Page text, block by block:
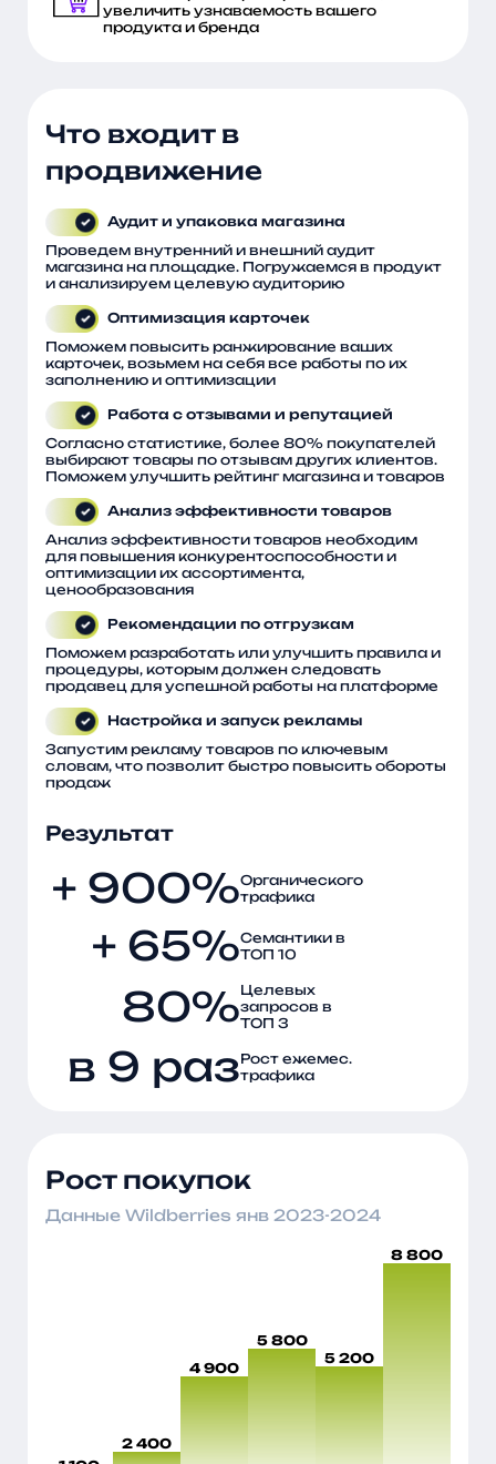
увеличить узнаваемость вашего
продукта и бренда
Что входит в
продвижение
Аудит и упаковка магазина
Проведем внутренний и внешний аудит
магазина на площадке. Погружаемся в продукт
и анализируем целевую аудиторию
Оптимизация карточек
Поможем повысить ранжирование ваших
карточек, возьмем на себя все работы по их
заполнению и оптимизации
Работа с отзывами и репутацией
Согласно статистике, более 80% покупателей
выбирают товары по отзывам других клиентов.
Поможем улучшить рейтинг магазина и товаров
Анализ эффективности товаров
Анализ эффективности товаров необходим
для повышения конкурентоспособности и
оптимизации их ассортимента,
ценообразования
Рекомендации по отгрузкам
Поможем разработать или улучшить правила и
процедуры, которым должен следовать
продавец для успешной работы на платформе
Настройка и запуск рекламы
Запустим рекламу товаров по ключевым
словам, что позволит быстро повысить обороты
продаж
Результат
+ 900%Органического
трафика
+ 65%Семантики в
ТОП 10
80%Целевых
запросов в
ТОП 3
в 9 разРост ежемес.
трафика
Рост покупок
Данные Wildberries янв 2023-2024
2 400
4 900
5 800
5 200
8 800